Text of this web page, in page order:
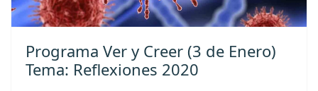
Programa Ver y Creer (3 de Enero)
Tema: Reflexiones 2020